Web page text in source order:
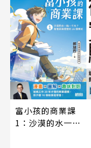
富小孩的商業課
1：沙漠的水一瓶